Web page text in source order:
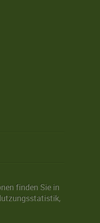
finden Sie in